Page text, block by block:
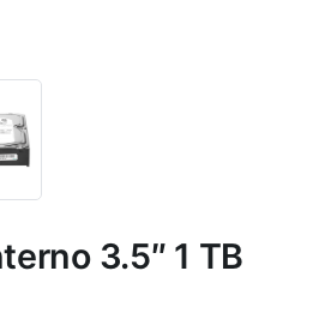
3.5″ 1 TB